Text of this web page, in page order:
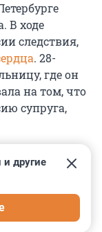
В ходе
следствия,
. 28-
где он
на том, что
супруга,
другие